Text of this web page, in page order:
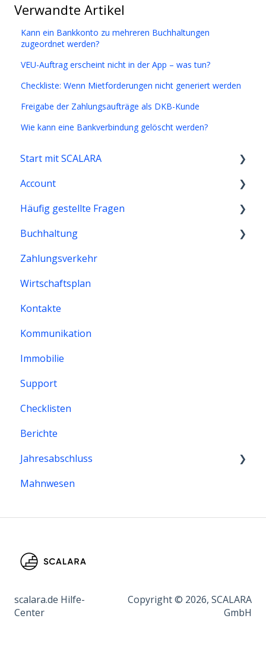
Verwandte Artikel
Kann ein Bankkonto zu mehreren Buchhaltungen
zugeordnet werden?
VEU-Auftrag erscheint nicht in der App – was tun?
Checkliste: Wenn Mietforderungen nicht generiert werden
Freigabe der Zahlungsaufträge als DKB-Kunde
Wie kann eine Bankverbindung gelöscht werden?
Start mit SCALARA
Datenmigration
Account
Schnittstellen
Häufig gestellte Fragen
Allgemeine Fragen
SCALARA Abo & Account
WEG-Buchhaltung
Mietbuchhaltung
Zahlungsverkehr in SCALARA
Immobilie
Buchhaltung
Buchhaltung
WEG-Buchhaltung
Mietbuchhaltung
Zahlungsverkehr
Wirtschaftsplan
Kontakte
Kommunikation
Immobilie
Support
Checklisten
Berichte
Jahresabschluss
Jahresabschluss
Mahnwesen
scalara.de Hilfe-
Center
Copyright © 2026, SCALARA
GmbH